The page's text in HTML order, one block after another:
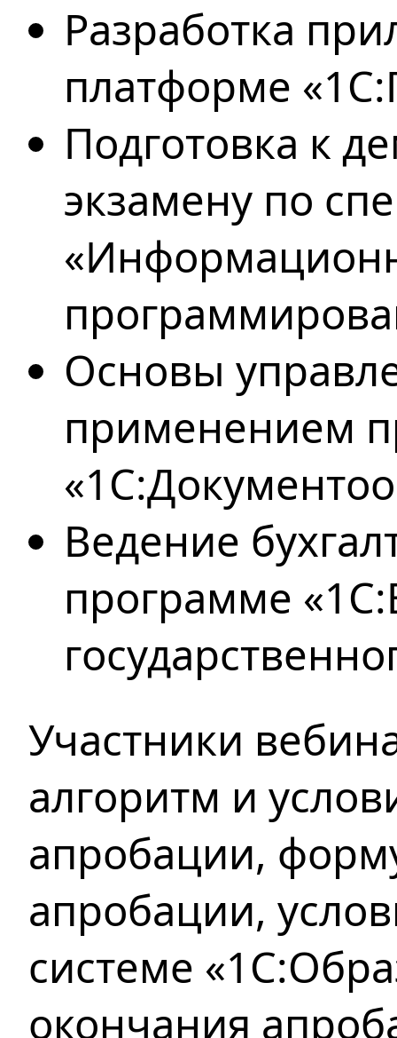
Разработка
платформе
Подготовка к
экзамену по
Основы
применением
Ведение
программе
Участники
алгоритм и
апробации,
апробации,
системе
окончания